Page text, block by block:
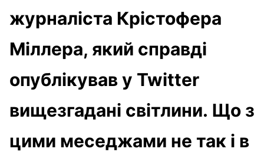
журналіста Крістофера
Міллера, який справді
опублікував у Twitter
вищезгадані світлини. Що з
цими меседжами не так і в